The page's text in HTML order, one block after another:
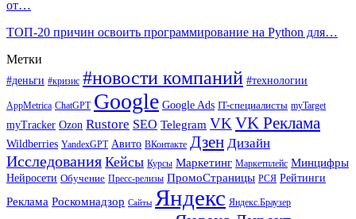
от…
ТОП-20 причин освоить программирование на Python для…
Метки
#деньги #кризис #новости компаний #технологии
AppMetrica ChatGPT Google Google Ads IT-специалисты myTarget
myTracker Ozon Rustore SEO Telegram VK VK Реклама
Wildberries YandexGPT Авито ВКонтакте Дзен Дизайн
Исследования Кейсы Курсы Маркетинг Маркетплейс Минцифры
Нейросети Обучение Пресс-релизы ПромоСтраницы РСЯ Рейтинги
Реклама Роскомнадзор Сайты Яндекс Яндекс.Браузер